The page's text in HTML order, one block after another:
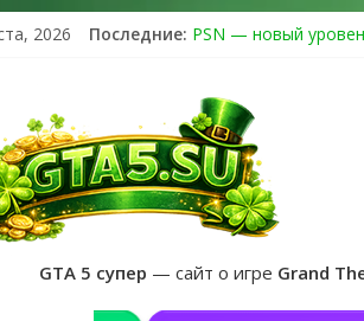
2026 Последние: PSN — новый
Получайте особые
GTA 6 официальная
GTA 5 супер — сайт о игре Grand